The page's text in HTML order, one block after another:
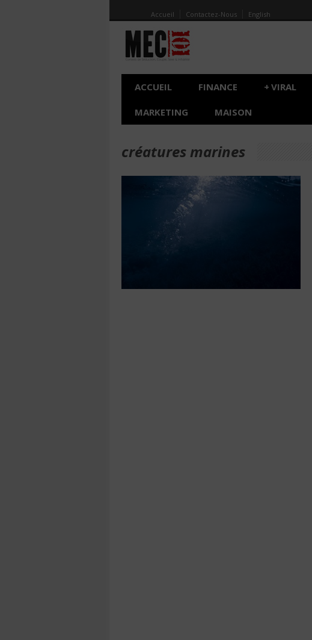
Accueil Contactez-Nous English
ACCUEIL FINANCE VIRAL
+
MARKETING MAISON
créatures marines